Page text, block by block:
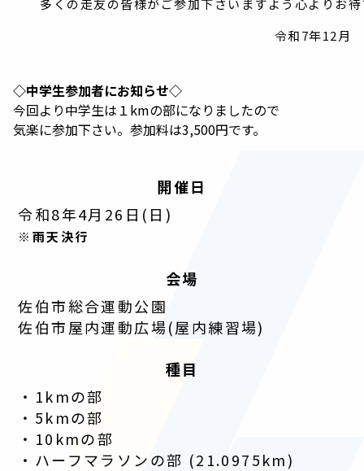
令和7年12月
◇中学生参加者にお知らせ◇
今回より中学生は１kmの部になりましたので
気楽に参加下さい。 参加料は3,500円です。
開催日
令和8年4月26日(日)
※雨天決行
会場
佐伯市総合運動公園
佐伯市屋内運動広場(屋内練習場)
種目
1kmの部
5kmの部
10kmの部
ハーフマラソンの部 (21.0975km)